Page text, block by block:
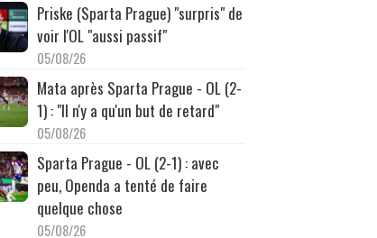
Priske (Sparta Prague) "surpris" de
voir l'OL "aussi passif"
05/08/26
Mata après Sparta Prague - OL (2-
1) : "Il n'y a qu'un but de retard"
05/08/26
Sparta Prague - OL (2-1) : avec
peu, Openda a tenté de faire
quelque chose
05/08/26